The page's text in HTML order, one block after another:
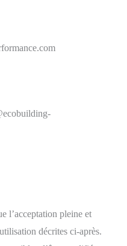
l’acceptation pleine et
décrites ci-après.